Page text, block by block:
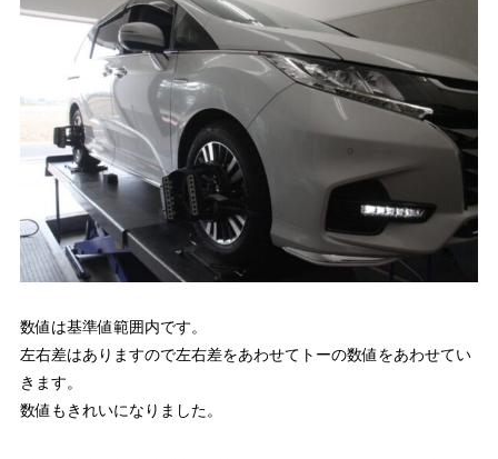
数値は基準値範囲内です。
左右差はありますので左右差をあわせてトーの数値をあわせてい
きます。
数値もきれいになりました。